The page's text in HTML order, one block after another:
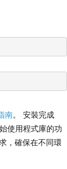
南。 安裝完成
使用程式庫的功
，確保在不同環